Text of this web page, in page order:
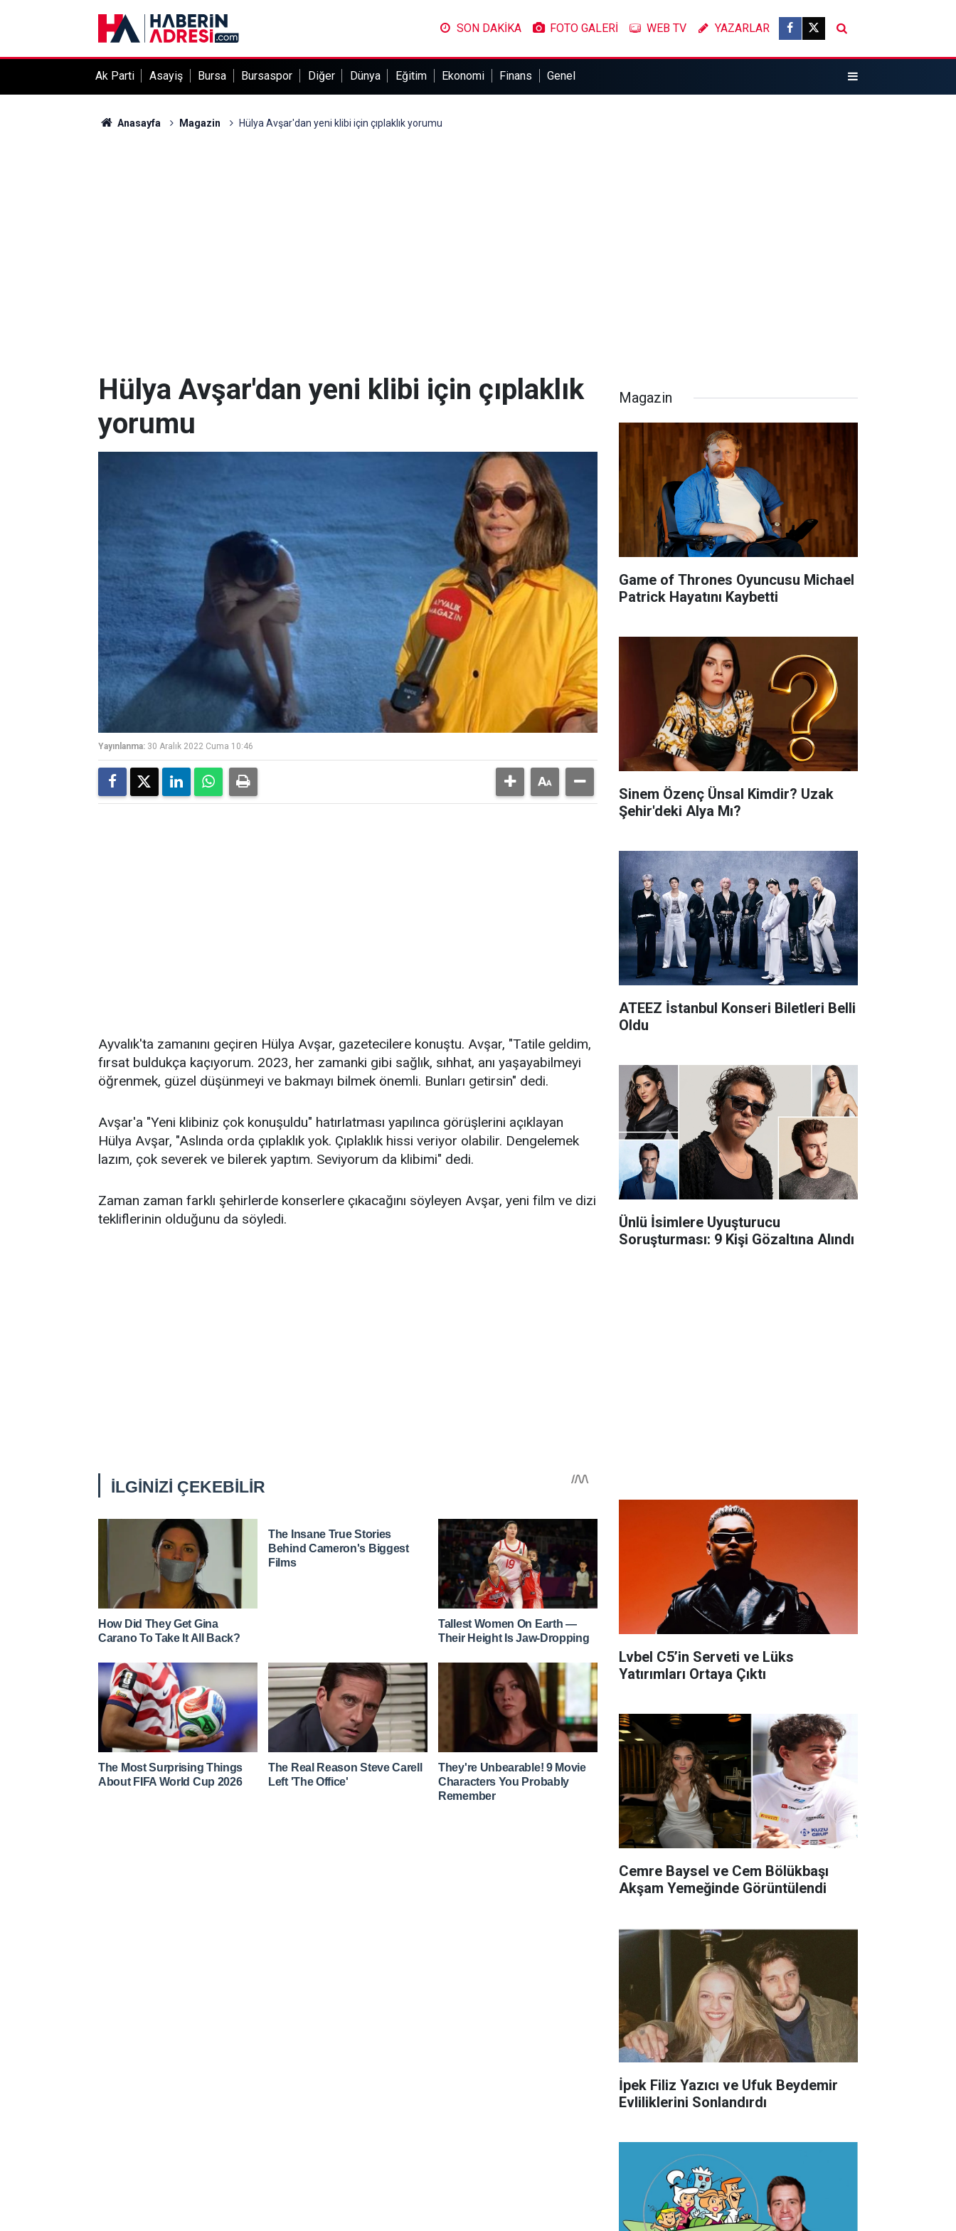
SON DAKİKA FOTO GALERİ WEB TV YAZARLAR
Ak Parti Asayiş Bursa Bursaspor Diğer Dünya Eğitim Ekonomi Finans Genel
Anasayfa Magazin Hülya Avşar'dan yeni klibi için çıplaklık yorumu
Hülya Avşar'dan yeni klibi için çıplaklık
yorumu
Yayınlanma: 30 Aralık 2022 Cuma 10:46
Ayvalık'ta zamanını geçiren Hülya Avşar, gazetecilere konuştu. Avşar, "Tatile geldim,
fırsat buldukça kaçıyorum. 2023, her zamanki gibi sağlık, sıhhat, anı yaşayabilmeyi
öğrenmek, güzel düşünmeyi ve bakmayı bilmek önemli. Bunları getirsin" dedi.
Avşar'a "Yeni klibiniz çok konuşuldu" hatırlatması yapılınca görüşlerini açıklayan
Hülya Avşar, "Aslında orda çıplaklık yok. Çıplaklık hissi veriyor olabilir. Dengelemek
lazım, çok severek ve bilerek yaptım. Seviyorum da klibimi" dedi.
Zaman zaman farklı şehirlerde konserlere çıkacağını söyleyen Avşar, yeni film ve dizi
tekliflerinin olduğunu da söyledi.
Magazin
Game of Thrones Oyuncusu Michael
Patrick Hayatını Kaybetti
Sinem Özenç Ünsal Kimdir? Uzak
Şehir'deki Alya Mı?
ATEEZ İstanbul Konseri Biletleri Belli
Oldu
Ünlü İsimlere Uyuşturucu
Soruşturması: 9 Kişi Gözaltına Alındı
Lvbel C5’in Serveti ve Lüks
Yatırımları Ortaya Çıktı
Cemre Baysel ve Cem Bölükbaşı
Akşam Yemeğinde Görüntülendi
İpek Filiz Yazıcı ve Ufuk Beydemir
Evliliklerini Sonlandırdı